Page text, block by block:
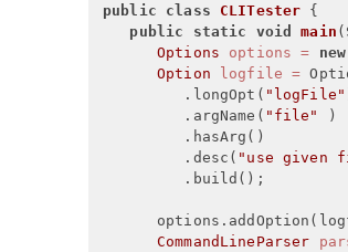
public class CLITester {
public
static void main
Options
options = new
Option
logfile =
         .longOpt(
"logFile"
         .argName(
"file"
)
         .hasArg()
         .desc(
"use given
         .build();
CommandLineParser